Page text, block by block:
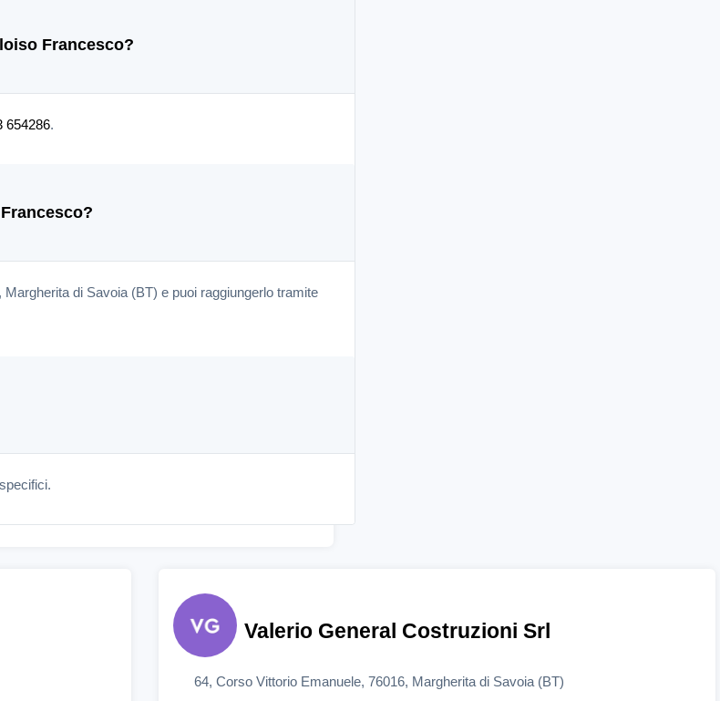
Francesco?
654286.
di Savoia (BT) e puoi raggiungerlo tramite
Valerio General Costruzioni Srl
64, Corso Vittorio Emanuele, 76016, Margherita di Savoia (BT)